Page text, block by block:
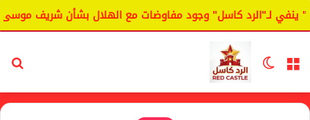
ينفي لـ"الرد كاسل" وجود مفاوضات مع الهلال بشأن شريف موسى.
القائمة الوضع المظلم